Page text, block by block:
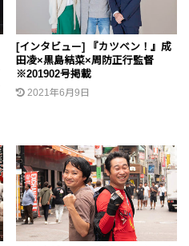
[インタビュー] 『カツベン！』成
田凌×黒島結菜×周防正行監督
※201902号掲載
2021年6月9日